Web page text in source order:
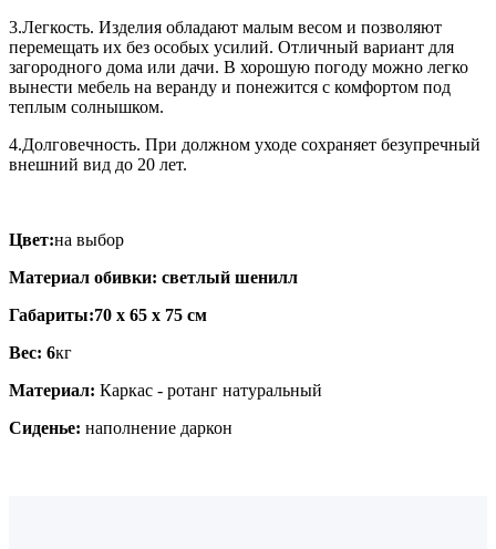
3.Легкость. Изделия обладают малым весом и позволяют
перемещать их без особых усилий. Отличный вариант для
загородного дома или дачи. В хорошую погоду можно легко
вынести мебель на веранду и понежится с комфортом под
теплым солнышком.
4.Долговечность. При должном уходе сохраняет безупречный
внешний вид до 20 лет.
Цвет:на выбор
Материал обивки: светлый шенилл
Габариты:70 x 65 x 75 см
Вес: 6кг
Материал: Каркас - ротанг натуральный
Сиденье: наполнение даркон